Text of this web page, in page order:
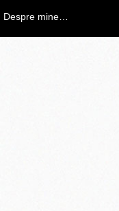
Despre mine…